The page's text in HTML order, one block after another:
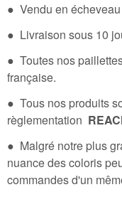
● Vendu en
● Livraison sous 10
● Toutes nos
française.
● Tous nos produits
règlementation
● Malgré notre plus
nuance des coloris
commandes d'un